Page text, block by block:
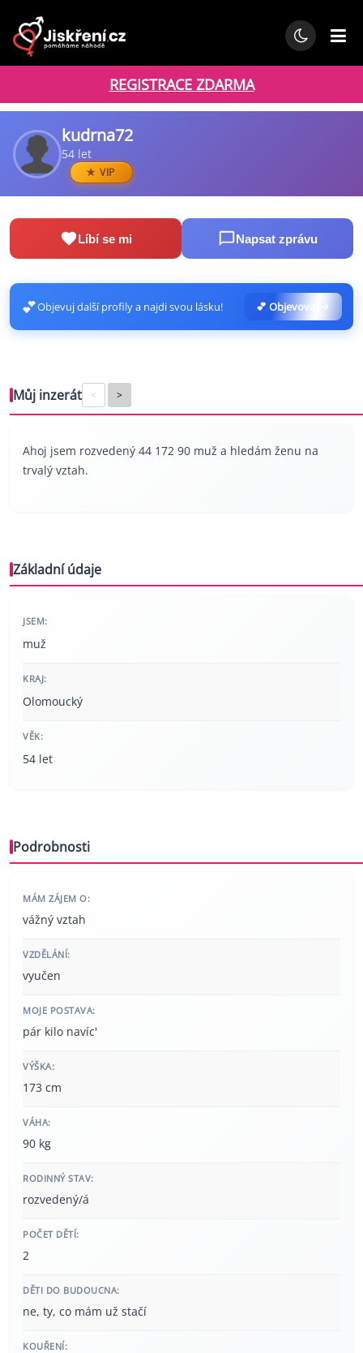
REGISTRACE ZDARMA
kudrna72
54 let
VIP
Líbí se mi Napsat zprávu
💕Objevuj další profily a najdi svou lásku! 💕 Objevovat
Můj inzerát < >
Ahoj jsem rozvedený 44 172 90 muž a hledám ženu na
trvalý vztah.
Základní údaje
JSEM:
muž
KRAJ:
Olomoucký
VĚK:
54 let
Podrobnosti
MÁM ZÁJEM O:
vážný vztah
VZDĚLÁNÍ:
vyučen
MOJE POSTAVA:
pár kilo navíc'
VÝŠKA:
173 cm
VÁHA:
90 kg
RODINNÝ STAV:
rozvedený/á
POČET DĚTÍ:
2
DĚTI DO BUDOUCNA:
ne, ty, co mám už stačí
KOUŘENÍ: